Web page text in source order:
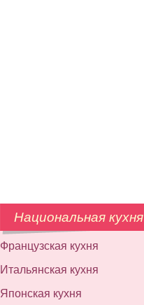
Национальная кухня
Французская кухня
Итальянская кухня
Японская кухня